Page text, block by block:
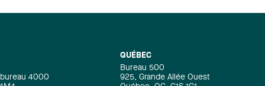
bureau 4000
QUÉBEC
Bureau 500
925, Grande Allée Ouest